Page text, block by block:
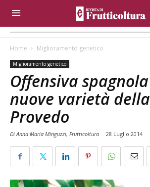
Home Miglioramento genetico
Miglioramento genetico
Offensiva
nuove varietà
Provedo
Di Anna Maria Minguzzi, Frutticoltura - 28 Luglio 2014